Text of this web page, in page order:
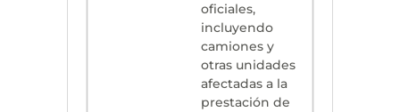
oficiales,
incluyendo
camiones y
otras unidades
afectadas a la
prestación de